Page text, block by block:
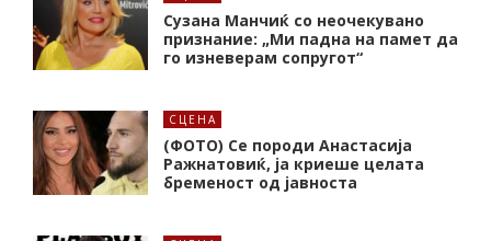
Сузана Манчиќ со неочекувано
признание: „Ми падна на памет да
го изневерам сопругот“
СЦЕНА
(ФОТО) Се породи Анастасија
Ражнатовиќ, ја криеше целата
бременост од јавноста